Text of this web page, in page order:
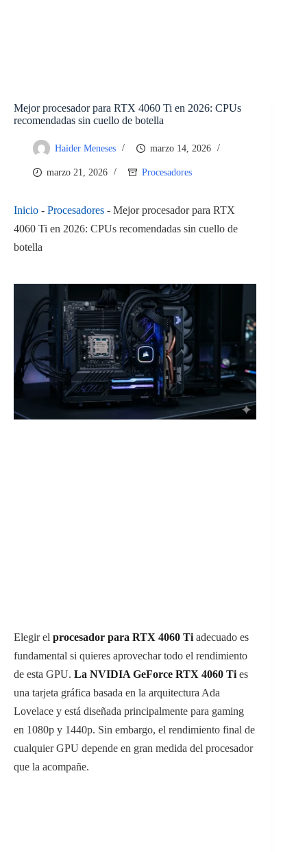
Mejor procesador para RTX 4060 Ti en 2026: CPUs
recomendadas sin cuello de botella
Haider Meneses marzo 14, 2026
marzo 21, 2026 Procesadores
Inicio - Procesadores - Mejor procesador para RTX
4060 Ti en 2026: CPUs recomendadas sin cuello de
botella
Elegir el procesador para RTX 4060 Ti adecuado es
fundamental si quieres aprovechar todo el rendimiento
de esta GPU. La NVIDIA GeForce RTX 4060 Ti es
una tarjeta gráfica basada en la arquitectura Ada
Lovelace y está diseñada principalmente para gaming
en 1080p y 1440p. Sin embargo, el rendimiento final de
cualquier GPU depende en gran medida del procesador
que la acompañe.